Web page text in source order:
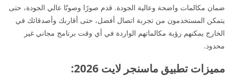
ضمان مكالمات واضحة وعالية الجودة. قدم صورًا وصوتًا عالي الجودة، حتى
يتمكن المستخدمون من تجربة اتصال أفضل، حتى أقاربك وأصدقائك في
الخارج يمكنهم رؤية مكالماتهم الواردة في أي وقت برنامج مجاني غير
محدود.
مميزات تطبيق ماسنجر لايت 2026: